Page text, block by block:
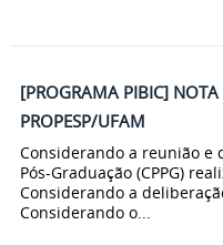
[PROGRAMA PIBIC]
PROPESP/UFAM
Considerando a reunião e
Pós-Graduação (CPPG)
Considerando a
Considerando o...